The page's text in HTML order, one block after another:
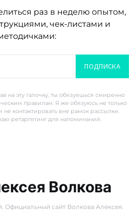
раз в неделю опытом,
чек-листами и
ПОДПИСКА
на эту галочку, ты обязуешься смиренно
правилам. Я же обязуюсь не только
не контактировать вне рамок рассылки.
ретаргетинг для напоминаний.
Волкова
Официальный сайт Волкова Алексея.